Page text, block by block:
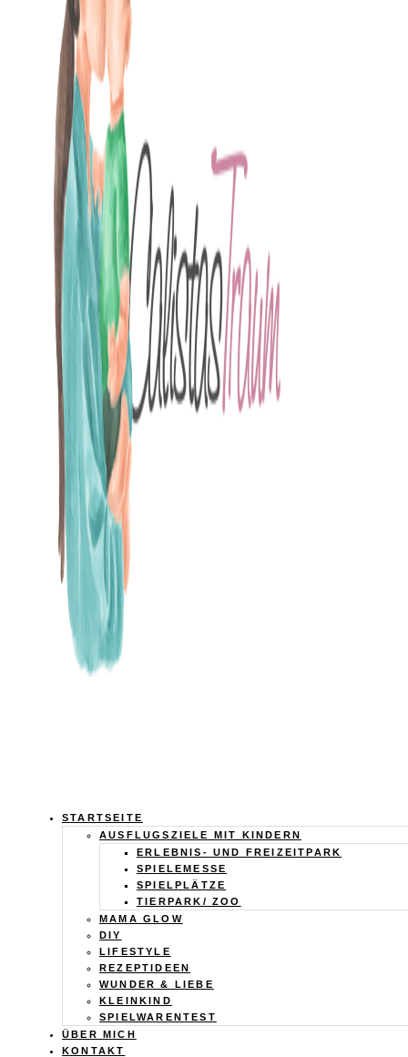
Calistas
Traum
STARTSEITE
AUSFLUGSZIELE MIT KINDERN
ERLEBNIS- UND FREIZEITPARK
SPIELEMESSE
SPIELPLÄTZE
TIERPARK/ ZOO
MAMA GLOW
DIY
LIFESTYLE
REZEPTIDEEN
WUNDER & LIEBE
KLEINKIND
SPIELWARENTEST
ÜBER MICH
KONTAKT